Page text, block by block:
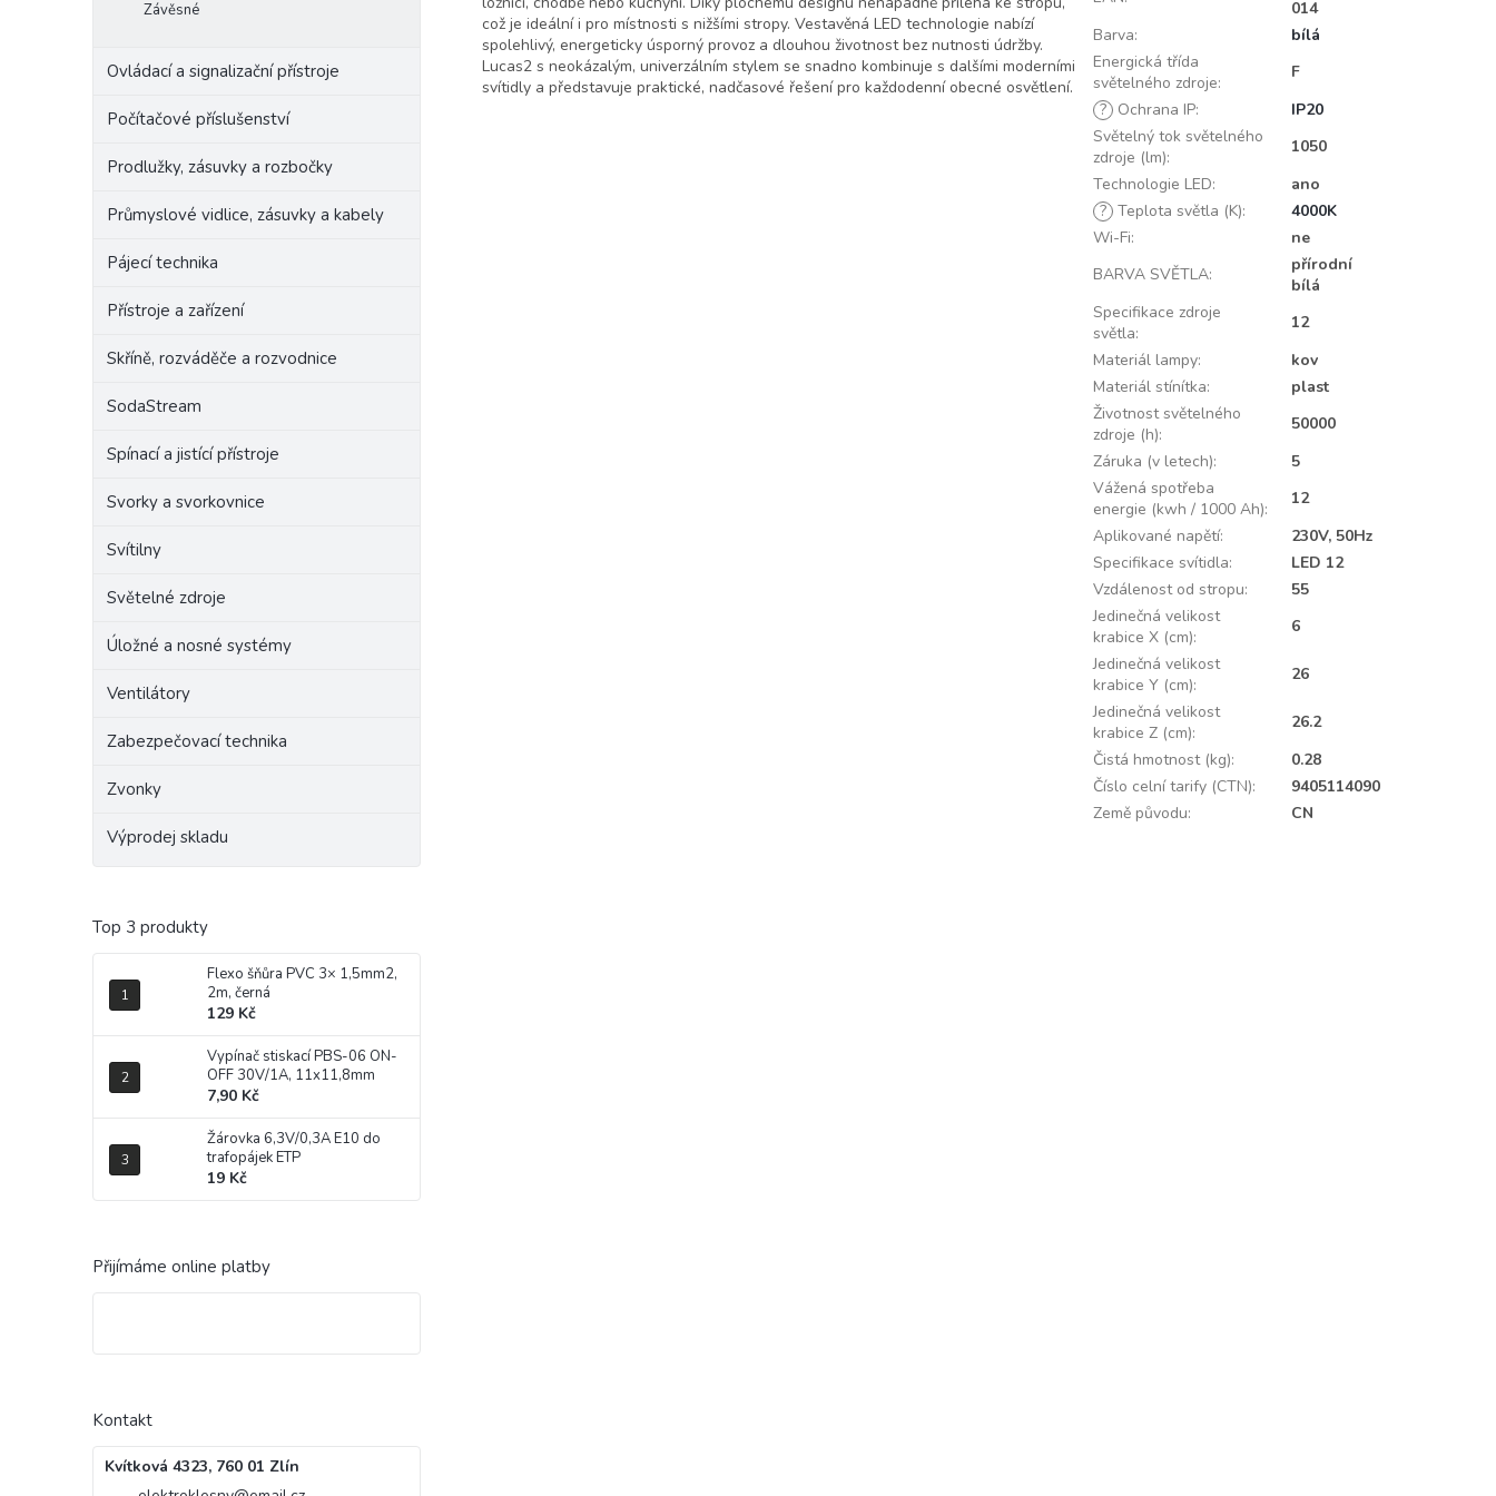
Závěsné
Ovládací a signalizační přístroje
Počítačové příslušenství
Prodlužky, zásuvky a rozbočky
Průmyslové vidlice, zásuvky a kabely
Pájecí technika
Přístroje a zařízení
Skříně, rozváděče a rozvodnice
SodaStream
Spínací a jistící přístroje
Svorky a svorkovnice
Svítilny
Světelné zdroje
Úložné a nosné systémy
Ventilátory
Zabezpečovací technika
Zvonky
Výprodej skladu
Top 3 produkty
Flexo šňůra PVC 3× 1,5mm2,
2m, černá
129 Kč
Vypínač stiskací PBS-06 ON-
OFF 30V/1A, 11x11,8mm
7,90 Kč
Žárovka 6,3V/0,3A E10 do
trafopájek ETP
19 Kč
Přijímáme online platby
Kontakt
Kvítková 4323, 760 01 Zlín
což je ideální i pro místnosti s nižšími stropy. Vestavěná LED technologie nabízí
spolehlivý, energeticky úsporný provoz a dlouhou životnost bez nutnosti údržby.
Lucas2 s neokázalým, univerzálním stylem se snadno kombinuje s dalšími moderními
svítidly a představuje praktické, nadčasové řešení pro každodenní obecné osvětlení.
014
Barva:
bílá
Energická třída
světelného zdroje:
F
? Ochrana IP:
IP20
Světelný tok světelného
zdroje (lm):
1050
Technologie LED:
ano
? Teplota světla (K):
4000K
Wi-Fi:
ne
BARVA SVĚTLA:
přírodní
bílá
Specifikace zdroje
světla:
12
Materiál lampy:
kov
Materiál stínítka:
plast
Životnost světelného
zdroje (h):
50000
Záruka (v letech):
5
Vážená spotřeba
energie (kwh / 1000 Ah):
12
Aplikované napětí:
230V, 50Hz
Specifikace svítidla:
LED 12
Vzdálenost od stropu:
55
Jedinečná velikost
krabice X (cm):
6
Jedinečná velikost
krabice Y (cm):
26
Jedinečná velikost
krabice Z (cm):
26.2
Čistá hmotnost (kg):
0.28
Číslo celní tarify (CTN):
9405114090
Země původu: CN